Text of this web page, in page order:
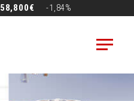
58,800€ -1,84%